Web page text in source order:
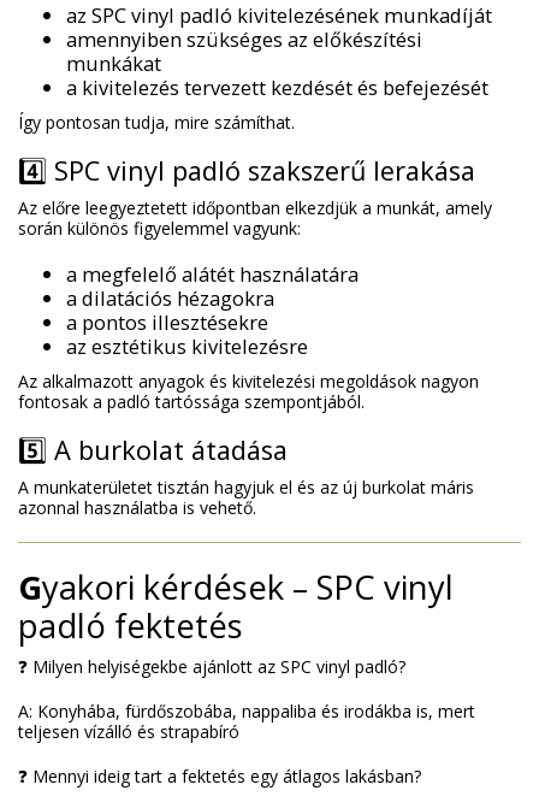
az SPC vinyl padló kivitelezésének munkadíját
amennyiben szükséges az előkészítési
munkákat
a kivitelezés tervezett kezdését és befejezését
Így pontosan tudja, mire számíthat.
4️⃣ SPC vinyl padló szakszerű lerakása
Az előre leegyeztetett időpontban elkezdjük a munkát, amely
során különös figyelemmel vagyunk:
a megfelelő alátét használatára
a dilatációs hézagokra
a pontos illesztésekre
az esztétikus kivitelezésre
Az alkalmazott anyagok és kivitelezési megoldások nagyon
fontosak a padló tartóssága szempontjából.
5️⃣ A burkolat átadása
A munkaterületet tisztán hagyjuk el és az új burkolat máris
azonnal használatba is vehető.
Gyakori kérdések – SPC vinyl
padló fektetés
❓ Milyen helyiségekbe ajánlott az SPC vinyl padló?
A: Konyhába, fürdőszobába, nappaliba és irodákba is, mert
teljesen vízálló és strapabíró
❓ Mennyi ideig tart a fektetés egy átlagos lakásban?